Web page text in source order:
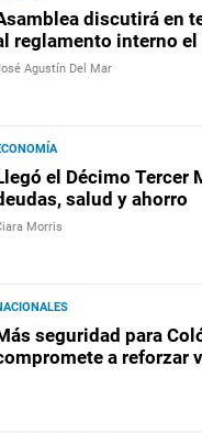
discutirá en
reglamento interno el
Agustín Del Mar
el Décimo Tercer
salud y ahorro
Morris
seguridad para
a reforzar